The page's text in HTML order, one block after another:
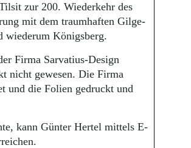
zur 200. Wiederkehr des
mit dem traumhaften Gilge-
wiederum Königsberg.
Firma Sarvatius-Design
nicht gewesen. Die Firma
und die Folien gedruckt und
kann Günter Hertel mittels E-